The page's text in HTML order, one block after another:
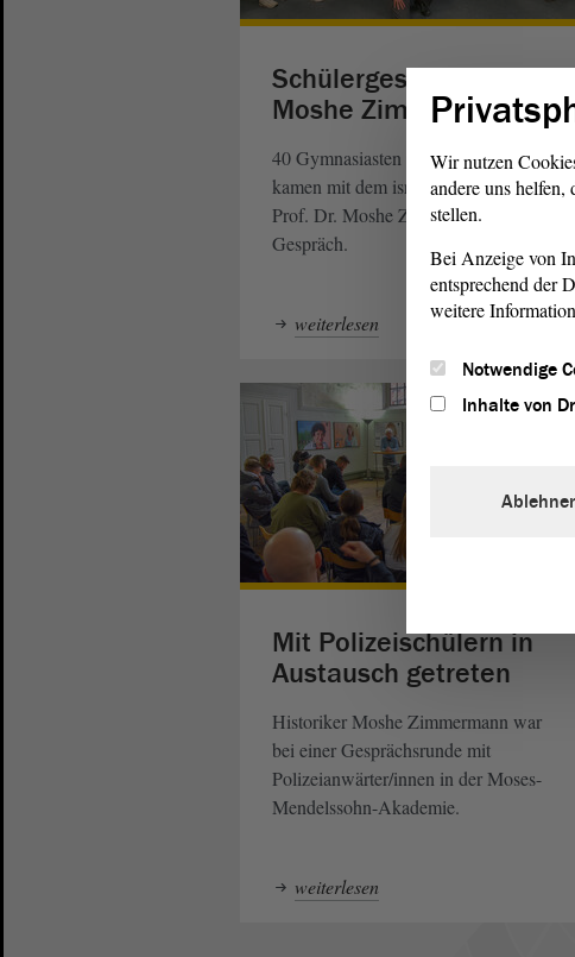
Schülergespräch mit
Moshe Zimmermann
40 Gymnasiasten aus Schönebeck
kamen mit dem israelischen Historiker
Prof. Dr. Moshe Zimmermann ins
Gespräch.
weiterlesen
Mit Polizeischülern in
Austausch getreten
Historiker Moshe Zimmermann war
bei einer Gesprächsrunde mit
Polizeianwärter/innen in der Moses-
Mendelssohn-Akademie.
weiterlesen
Wir nutzen
andere uns
stellen.
Bei Anzeige von
entsprechend der
weitere
Notwendige
Inhalte von